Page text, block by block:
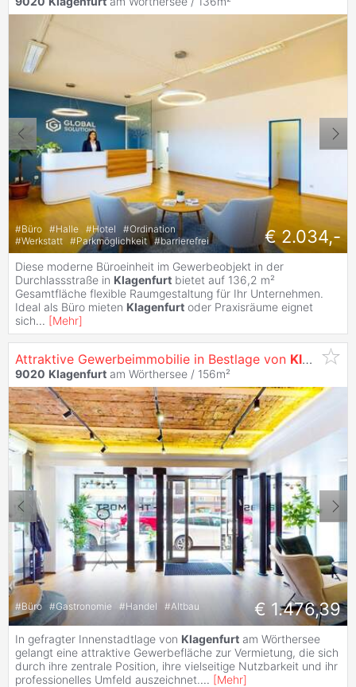
#Büro #Halle #Hotel #Ordination
#Werkstatt #Parkmöglichkeit #barrierefrei € 2.034,-
Diese moderne Büroeinheit im Gewerbeobjekt in der
Durchlassstraße in Klagenfurt bietet auf 136,2 m²
Gesamtfläche flexible Raumgestaltung für Ihr Unternehmen.
Ideal als Büro mieten Klagenfurt oder Praxisräume eignet
sich... [Mehr]
Attraktive Gewerbeimmobilie in Bestlage von Klagenfurt
9020 Klagenfurt am Wörthersee / 156m²
#Büro #Gastronomie #Handel #Altbau € 1.476,39
In gefragter Innenstadtlage von Klagenfurt am Wörthersee
gelangt eine attraktive Gewerbefläche zur Vermietung, die sich
durch ihre zentrale Position, ihre vielseitige Nutzbarkeit und ihr
professionelles Umfeld auszeichnet.... [Mehr]